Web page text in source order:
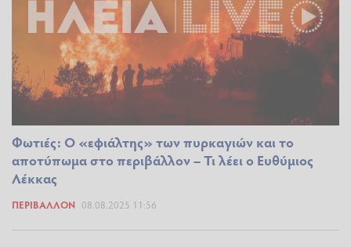
Φωτιές: Ο «εφιάλτης» των πυρκαγιών και το
αποτύπωμα στο περιβάλλον – Τι λέει ο Ευθύμιος
Λέκκας
ΠΕΡΙΒΆΛΛΟΝ 08.08.2025 11:56